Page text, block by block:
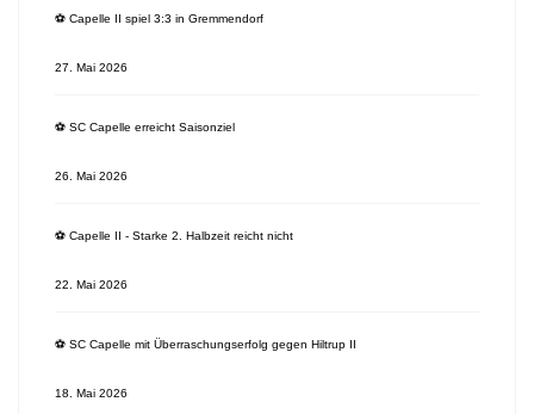
⚽️ Capelle II spiel 3:3 in Gremmendorf
27. Mai 2026
⚽️ SC Capelle erreicht Saisonziel
26. Mai 2026
⚽️ Capelle II - Starke 2. Halbzeit reicht nicht
22. Mai 2026
⚽️ SC Capelle mit Überraschungserfolg gegen Hiltrup II
18. Mai 2026